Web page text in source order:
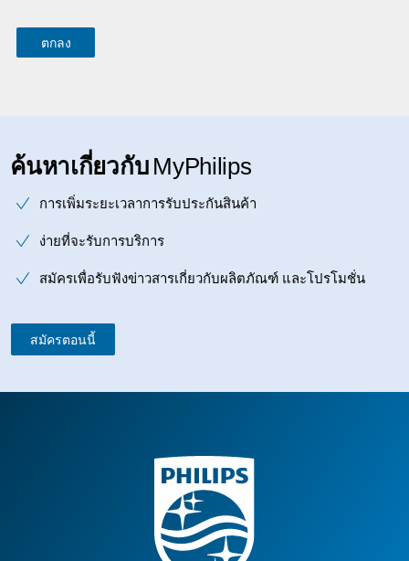
ค้นหาเกี่ยวกับ MyPhilips
การเพิ่มระยะเวลาการรับประกันสินค้า
ง่ายที่จะรับการบริการ
สมัครเพื่อรับฟังข่าวสารเกี่ยวกับผลิตภัณฑ์ และโปรโมชั่น
สมัครตอนนี้